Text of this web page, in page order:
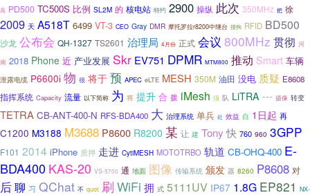
高 PD500 TC500S 比例 SL2M 的 核电站 特约 2900 操纵 此次 350MHz 把 徐
2009 天 A518T 6499 VT-3 CEO Gray DMR 摩托罗拉r8200中继台 搜狗 RFID BD500
沙龙 公布会 QH-1327 TS2601 治理局 4月份 正式 会议 800MHz 贯彻 河
南 2018 Phone 近 产业发展 Skr EV751 DPMR MTM800 推动 Smart 车辆
泄露电缆 P6600i 物 很 将于 预 APEC eLTE MESH 350M 油田 没电 质疑 E8608
指挥系统 Capacity 流量 以下简称 为 将 提升 合 拨 iMesh 须 队 LiTRA --- 摄像 转变
TETRA CB-ANT-400-N RFS-BDA400 大 治理系统 单兵 处 效益 自 1日起 再
C1200 M3188 M3688 P8600 R8200 某 让 建 Tony 快 760 960 3GPP
F101 2014 iPhone 质押 走进 CytiMESH MOTOTRBO 轨道 CB-OHQ-400 E-
BDA400 KAS-20 VS-5700 通 地面 图像 传输系统 颁发 器 8260 P8608 对
后聊 习 QChat 不 quot 刷 WiFi 拥 式 5111UV IP67 1.8G EP821
NX-